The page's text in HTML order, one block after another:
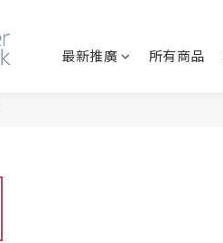
最新推廣 所有商品